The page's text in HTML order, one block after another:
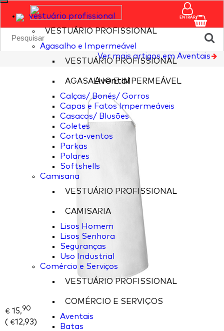
vestuário profissional
VESTUÁRIO PROFISSIONAL
Agasalho e Impermeável
VESTUÁRIO PROFISSIONAL
AGASALHO E IMPERMEÁVEL
Calças/ Bonés/ Gorros
Capas e Fatos Impermeáveis
Casacos/ Blusões
Coletes
Corta-ventos
Parkas
Polares
Softshells
Camisaria
VESTUÁRIO PROFISSIONAL
CAMISARIA
Lisos Homem
Lisos Senhora
Seguranças
Uso Industrial
Comércio e Serviços
VESTUÁRIO PROFISSIONAL
COMÉRCIO E SERVIÇOS
Aventais
Batas
ENTRAR
Ver mais artigos em Aventais
Avental
€ 15,90
( €12,93)